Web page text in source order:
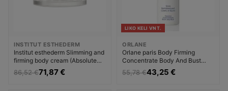
INSTITUT ESTHEDERM
Institut esthederm Slimming and
firming body cream (Absolute
Firming -Contouring Body Care )
Liekninanti kūno priežiūros
86,52 €71,87 €
LIKO KELI VNT.
ORLANE
Orlane paris Body Firming
Concentrate Body And Bust
Liekninanamoji ir stangrinamoji
priemonė Liekninanti kūno
55,78 €43,25 €